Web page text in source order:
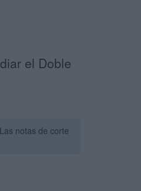
el Doble
Las notas de corte